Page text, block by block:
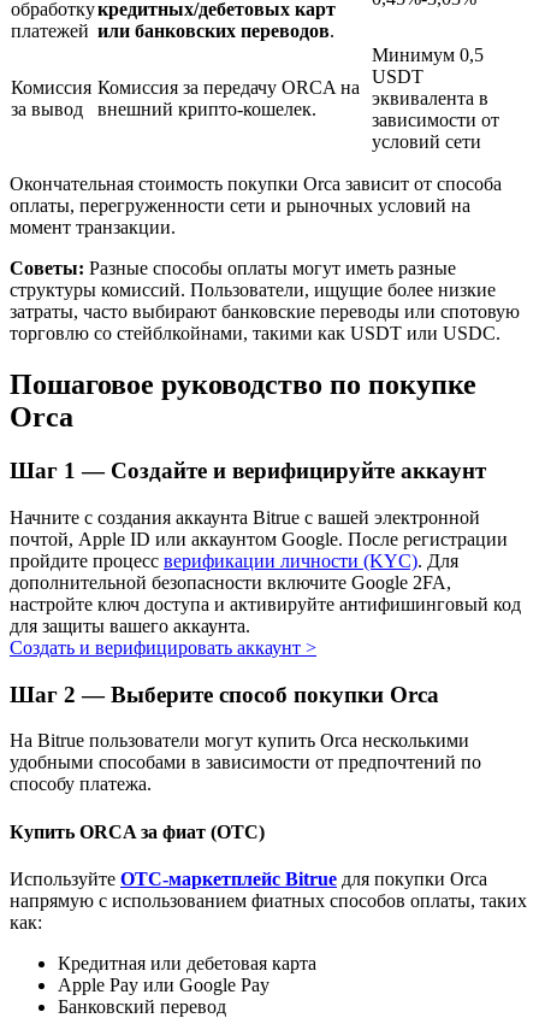
Авто Инвест
Получите долгосрочную прибыль и гибкие проценты
Изучите стейкинг
Узнайте о пассивном доходе
Bitrue
AI
обработку
платежей
кредитных/дебетовых карт
или банковских переводов.
Комиссия
за вывод
Комиссия за передачу ORCA на
внешний крипто-кошелек.
Минимум 0,5
USDT
эквивалента в
зависимости от
условий сети
Окончательная стоимость покупки Orca зависит от способа
оплаты, перегруженности сети и рыночных условий на
момент транзакции.
Советы: Разные способы оплаты могут иметь разные
структуры комиссий. Пользователи, ищущие более низкие
затраты, часто выбирают банковские переводы или спотовую
торговлю со стейблкойнами, такими как USDT или USDC.
Пошаговое руководство по покупке
Orca
Шаг 1 — Создайте и верифицируйте аккаунт
Начните с создания аккаунта Bitrue с вашей электронной
почтой, Apple ID или аккаунтом Google. После регистрации
пройдите процесс верификации личности (KYC). Для
дополнительной безопасности включите Google 2FA,
настройте ключ доступа и активируйте антифишинговый код
для защиты вашего аккаунта.
Создать и верифицировать аккаунт >
Шаг 2 — Выберите способ покупки Orca
На Bitrue пользователи могут купить Orca несколькими
удобными способами в зависимости от предпочтений по
способу платежа.
Купить ORCA за фиат (OTC)
Используйте OTC-маркетплейс Bitrue для покупки Orca
напрямую с использованием фиатных способов оплаты, таких
как:
Кредитная или дебетовая карта
Apple Pay или Google Pay
Банковский перевод